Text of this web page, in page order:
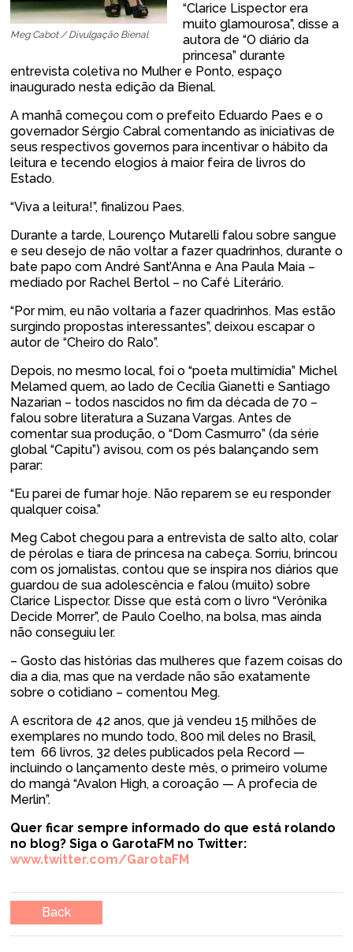
Meg Cabot / Divulgação Bienal
“Clarice Lispector era
muito glamourosa”, disse a
autora de “O diário da
princesa” durante
entrevista coletiva no Mulher e Ponto, espaço
inaugurado nesta edição da Bienal.
A manhã começou com o prefeito Eduardo Paes e o
governador Sérgio Cabral comentando as iniciativas de
seus respectivos governos para incentivar o hábito da
leitura e tecendo elogios à maior feira de livros do
Estado.
“Viva a leitura!”, finalizou Paes.
Durante a tarde, Lourenço Mutarelli falou sobre sangue
e seu desejo de não voltar a fazer quadrinhos, durante o
bate papo com André Sant’Anna e Ana Paula Maia –
mediado por Rachel Bertol – no Café Literário.
“Por mim, eu não voltaria a fazer quadrinhos. Mas estão
surgindo propostas interessantes”, deixou escapar o
autor de “Cheiro do Ralo”.
Depois, no mesmo local, foi o “poeta multimídia” Michel
Melamed quem, ao lado de Cecília Gianetti e Santiago
Nazarian – todos nascidos no fim da década de 70 –
falou sobre literatura a Suzana Vargas. Antes de
comentar sua produção, o “Dom Casmurro” (da série
global “Capitu”) avisou, com os pés balançando sem
parar:
“Eu parei de fumar hoje. Não reparem se eu responder
qualquer coisa.”
Meg Cabot chegou para a entrevista de salto alto, colar
de pérolas e tiara de princesa na cabeça. Sorriu, brincou
com os jornalistas, contou que se inspira nos diários que
guardou de sua adolescência e falou (muito) sobre
Clarice Lispector. Disse que está com o livro “Verônika
Decide Morrer”, de Paulo Coelho, na bolsa, mas ainda
não conseguiu ler.
– Gosto das histórias das mulheres que fazem coisas do
dia a dia, mas que na verdade não são exatamente
sobre o cotidiano – comentou Meg.
A escritora de 42 anos, que já vendeu 15 milhões de
exemplares no mundo todo, 800 mil deles no Brasil,
tem 66 livros, 32 deles publicados pela Record —
incluindo o lançamento deste mês, o primeiro volume
do mangá “Avalon High, a coroação — A profecia de
Merlin”.
Quer ficar sempre informado do que está rolando
no blog? Siga o GarotaFM no Twitter:
www.twitter.com/GarotaFM
Back